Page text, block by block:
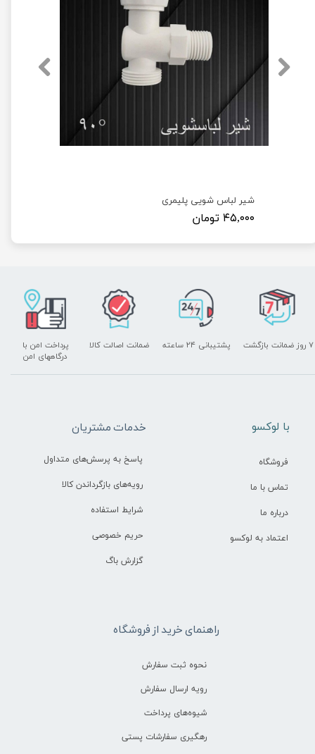
شیر لباس شویی پلیمری
۴۵,۰۰۰ تومان
پشتیبانی ۲۴ ساعته
پرداخت امن با
درگاههای امن
۷ روز ضمانت بازگشت ضمانت اصالت کالا
راهنمای خرید از فروشگاه
نحوه ثبت سفارش
رویه ارسال سفارش
شیوه‌های پرداخت
رهگیری سفارشات پستی
خدمات مشتریان
پاسخ به پرسش‌های متداول
رویه‌های بازگرداندن کالا
شرایط استفاده
حریم خصوصی
گزارش باگ
​با لوکسو
فروشگاه
تماس با ما
درباره ما
اعتماد به لوکسو